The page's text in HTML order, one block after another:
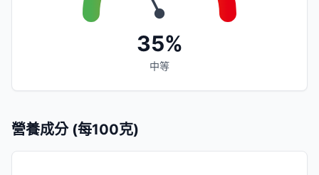
35%
中等
營養成分 (每100克)